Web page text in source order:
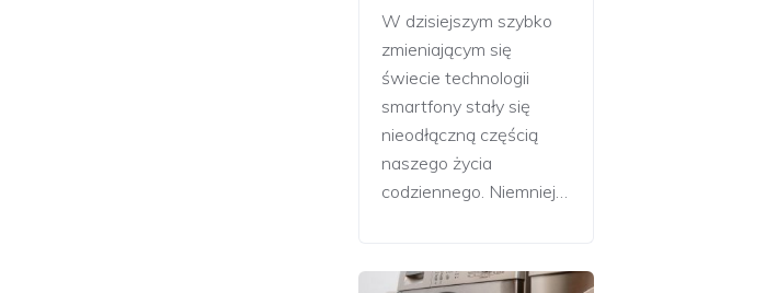
W dzisiejszym szybko
zmieniającym się
świecie technologii
smartfony stały się
nieodłączną częścią
naszego życia
codziennego. Niemniej…